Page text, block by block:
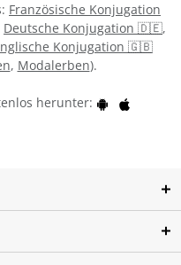
Französische Konjugation
Deutsche Konjugation 🇩🇪,
Konjugation 🇬🇧
, Modalerben).
herunter: